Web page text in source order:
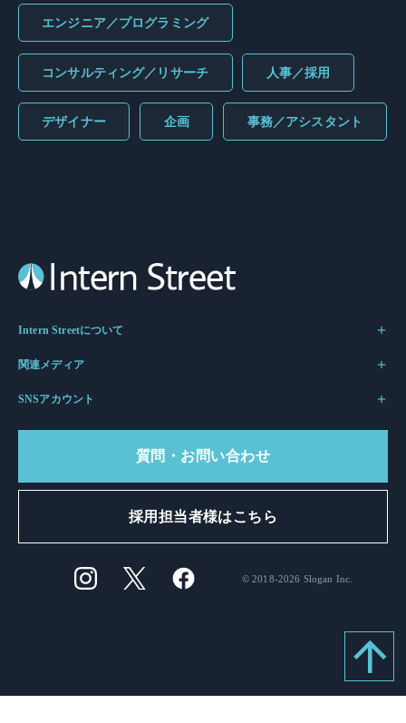
エンジニア／プログラミング
コンサルティング／リサーチ 人事／採用
デザイナー 企画 事務／アシスタント
Intern Streetについて
関連メディア
SNSアカウント
質問・お問い合わせ
採用担当者様はこちら
© 2018-2026 Slogan Inc.